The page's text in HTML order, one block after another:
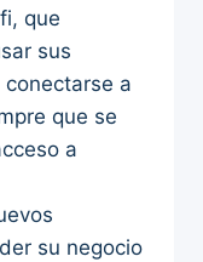
que
sus
a
que se
a
su negocio